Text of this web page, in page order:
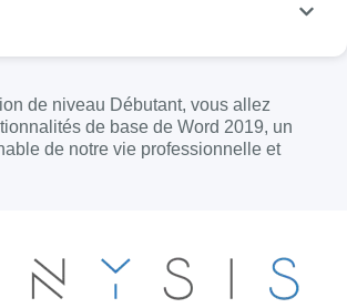
de niveau Débutant, vous allez
de base de Word 2019, un
de notre vie professionnelle et